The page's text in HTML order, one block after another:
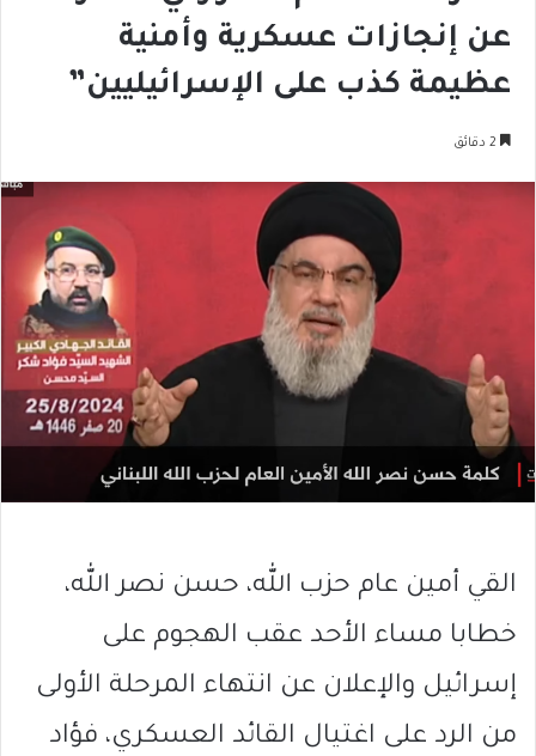
عن إنجازات عسكرية وأمنية
عظيمة كذب على الإسرائيليين”
القي أمين عام حزب الله، حسن نصر الله،
خطابا مساء الأحد عقب الهجوم على
إسرائيل والإعلان عن انتهاء المرحلة الأولى
من الرد على اغتيال القائد العسكري، فؤاد